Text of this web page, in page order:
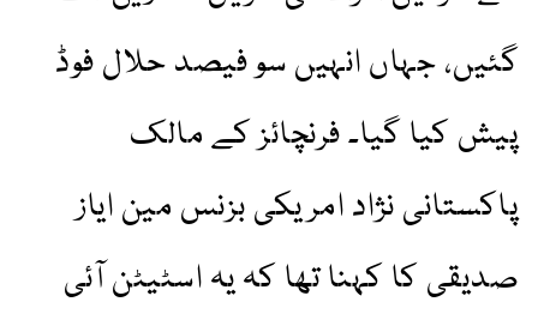
گئیں، جہاں انہیں سو فیصد حلال فوڈ
پیش کیا گیا۔ فرنچائز کے مالک
پاکستانی نژاد امریکی بزنس مین ایاز
صدیقی کا کہنا تھا کہ یہ اسٹیٹن آئی